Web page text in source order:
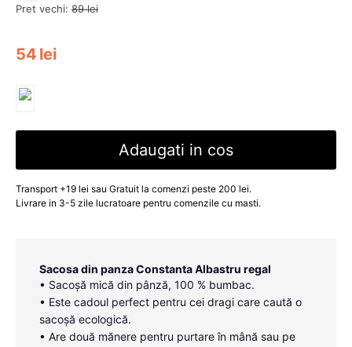
Pret vechi: 89 lei
54 lei
Adaugati in cos
Transport +19 lei sau Gratuit la comenzi peste 200 lei.
Livrare in 3-5 zile lucratoare pentru comenzile cu masti.
Sacosa din panza Constanta Albastru regal
• Sacoșă mică din pânză, 100 % bumbac.
• Este cadoul perfect pentru cei dragi care caută o
sacoșă ecologică.
• Are două mănere pentru purtare în mână sau pe